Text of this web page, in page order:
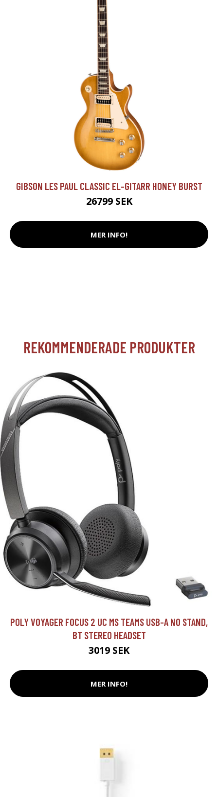
GIBSON LES PAUL CLASSIC EL-GITARR HONEY BURST
26799 SEK
MER INFO!
REKOMMENDERADE PRODUKTER
POLY VOYAGER FOCUS 2 UC MS TEAMS USB-A NO STAND,
BT STEREO HEADSET
3019 SEK
MER INFO!